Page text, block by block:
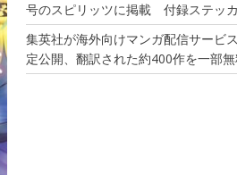
号のスピリッツに掲載 付録ステッ
集英社が海外向けマンガ配信サービ
定公開、翻訳された約400作を一部